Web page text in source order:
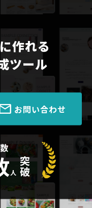
作れる
ツール
お問い合わせ
人 突破